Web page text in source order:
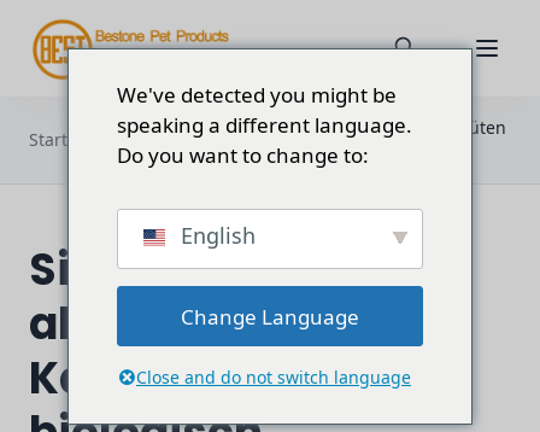
Startseite Blog
Sind biologisch abbaubare Kacktüten
wirklich biologisch abbaubar?
Sind biologisch
abbaubare
Kacktüten wirklich
We've detected you might be
speaking a different language.
Do you want to change to:
English
Change Language
Close and do not switch language